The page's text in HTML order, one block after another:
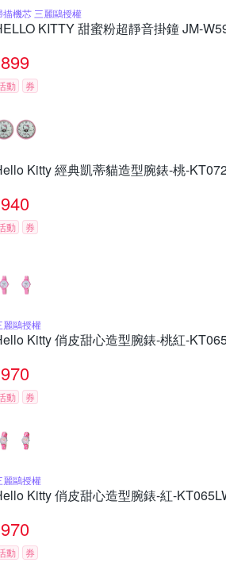
描機芯 三麗鷗授權
KITTY 甜蜜粉超靜音掛鐘 JM-
899
動 券
Kitty 經典凱蒂貓造型腕錶-桃-
940
動 券
麗鷗授權
Kitty 俏皮甜心造型腕錶-桃紅-
970
動 券
麗鷗授權
Kitty 俏皮甜心造型腕錶-紅-
970
動 券